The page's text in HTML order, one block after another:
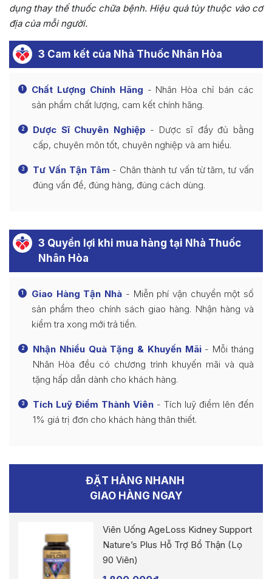
dụng thay thế thuốc chữa bệnh. Hiệu quả tùy thuộc vào cơ
địa của mỗi người.
3 Cam kết của Nhà Thuốc Nhân Hòa
1 Chất Lượng Chính Hãng - Nhân Hòa chỉ bán các
sản phẩm chất lượng, cam kết chính hãng.
2 Dược Sĩ Chuyên Nghiệp - Dược sĩ đầy đủ bằng
cấp, chuyên môn tốt, chuyên nghiệp và am hiểu.
3 Tư Vấn Tận Tâm - Chân thành tư vấn từ tâm, tư vấn
đúng vấn đề, đúng hàng, đúng cách dùng.
3 Quyền lợi khi mua hàng tại Nhà Thuốc
Nhân Hòa
1 Giao Hàng Tận Nhà - Miễn phí vận chuyển một số
sản phẩm theo chính sách giao hàng. Nhận hàng và
kiểm tra xong mới trả tiền.
2 Nhận Nhiều Quà Tặng & Khuyến Mãi- Mỗi tháng
Nhân Hòa đều có chương trình khuyến mãi và quà
tặng hấp dẫn dành cho khách hàng.
3 Tích Luỹ Điểm Thành Viên - Tích luỹ điểm lên đến
1% giá trị đơn cho khách hàng thân thiết.
ĐẶT HÀNG NHANH
GIAO HÀNG NGAY
Viên Uống AgeLoss Kidney Support
Nature’s Plus Hỗ Trợ Bổ Thận (Lọ
90 Viên)